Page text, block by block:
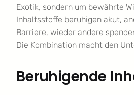
Exotik, sondern um bewährte
Inhaltsstoffe beruhigen akut,
Barriere, wieder andere
Die Kombination macht den
Beruhigende